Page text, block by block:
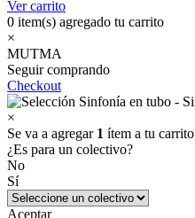
Ver carrito
0 item(s) agregado tu carrito
×
MUTMA
Seguir comprando
Checkout
×
Se va a agregar 1 ítem a tu carrito
¿Es para un colectivo?
No
Sí
Aceptar